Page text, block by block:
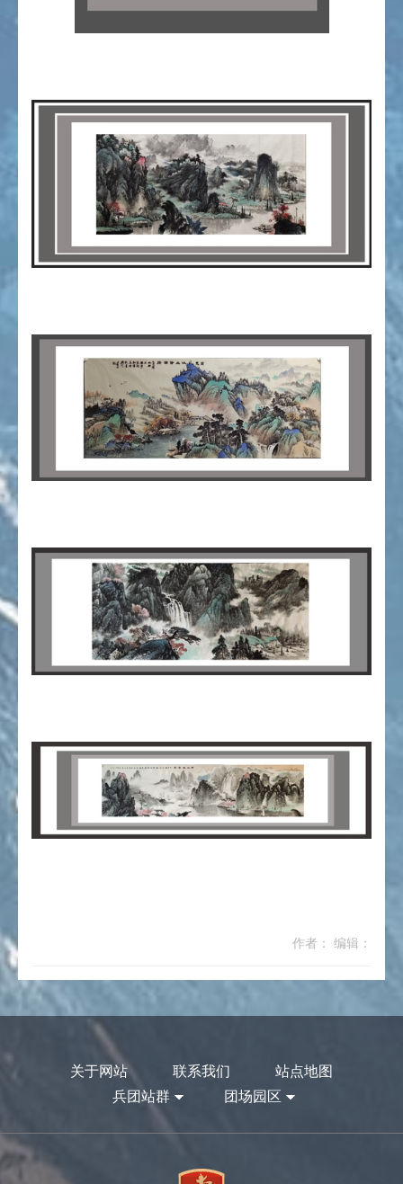
作者： 编辑：
关于网站 联系我们
站点地图
兵团站群
团场园区